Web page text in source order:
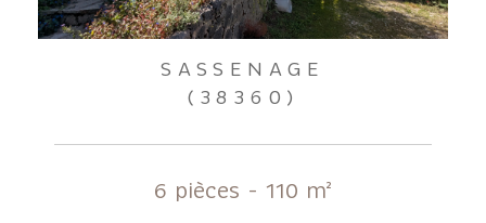
SASSENAGE
(38360)
6 pièces - 110 m²